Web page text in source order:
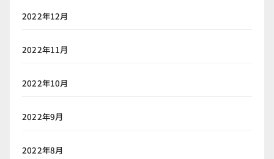
2022年12月
2022年11月
2022年10月
2022年9月
2022年8月